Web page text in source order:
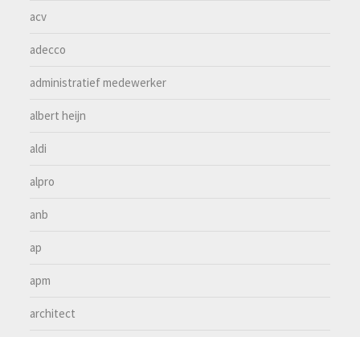
acv
adecco
administratief medewerker
albert heijn
aldi
alpro
anb
ap
apm
architect